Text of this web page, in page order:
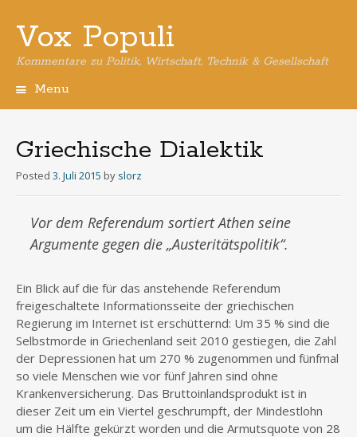
Vox Populi
Kommentare zu Politik, Wirtschaft, Technik & Gesellschaft
Menu
Griechische Dialektik
Posted 3. Juli 2015 by slorz
Vor dem Referendum sortiert Athen seine
Argumente gegen die „Austeritätspolitik“.
Ein Blick auf die für das anstehende Referendum
freigeschaltete Informationsseite der griechischen
Regierung im Internet ist erschütternd: Um 35 % sind die
Selbstmorde in Griechenland seit 2010 gestiegen, die Zahl
der Depressionen hat um 270 % zugenommen und fünfmal
so viele Menschen wie vor fünf Jahren sind ohne
Krankenversicherung. Das Bruttoinlandsprodukt ist in
dieser Zeit um ein Viertel geschrumpft, der Mindestlohn
um die Hälfte gekürzt worden und die Armutsquote von 28